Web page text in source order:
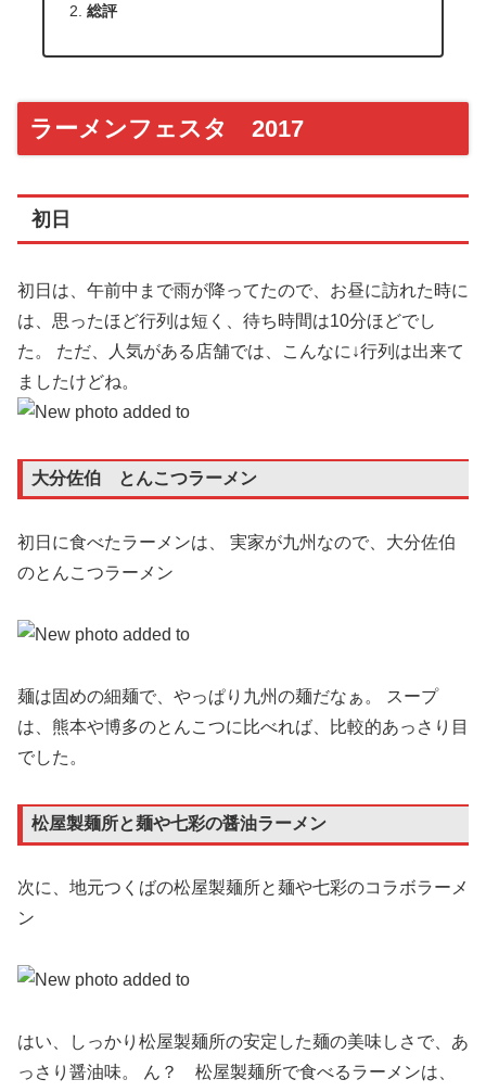
総評
ラーメンフェスタ 2017
初日
初日は、午前中まで雨が降ってたので、お昼に訪れた時に
は、思ったほど行列は短く、待ち時間は10分ほどでし
た。 ただ、人気がある店舗では、こんなに↓行列は出来て
ましたけどね。
大分佐伯 とんこつラーメン
初日に食べたラーメンは、 実家が九州なので、大分佐伯
のとんこつラーメン
麺は固めの細麺で、やっぱり九州の麺だなぁ。 スープ
は、熊本や博多のとんこつに比べれば、比較的あっさり目
でした。
松屋製麺所と麺や七彩の醤油ラーメン
次に、地元つくばの松屋製麺所と麺や七彩のコラボラーメ
ン
はい、しっかり松屋製麺所の安定した麺の美味しさで、あ
っさり醤油味。 ん？ 松屋製麺所で食べるラーメンは、